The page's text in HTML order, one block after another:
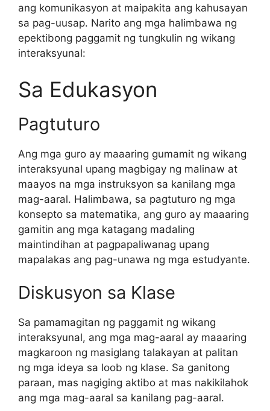
ang komunikasyon at maipakita ang kahusayan
sa pag-uusap. Narito ang mga halimbawa ng
epektibong paggamit ng tungkulin ng wikang
interaksyunal:
Sa Edukasyon
Pagtuturo
Ang mga guro ay maaaring gumamit ng wikang
interaksyunal upang magbigay ng malinaw at
maayos na mga instruksyon sa kanilang mga
mag-aaral. Halimbawa, sa pagtuturo ng mga
konsepto sa matematika, ang guro ay maaaring
gamitin ang mga katagang madaling
maintindihan at pagpapaliwanag upang
mapalakas ang pag-unawa ng mga estudyante.
Diskusyon sa Klase
Sa pamamagitan ng paggamit ng wikang
interaksyunal, ang mga mag-aaral ay maaaring
magkaroon ng masiglang talakayan at palitan
ng mga ideya sa loob ng klase. Sa ganitong
paraan, mas nagiging aktibo at mas nakikilahok
ang mga mag-aaral sa kanilang pag-aaral.